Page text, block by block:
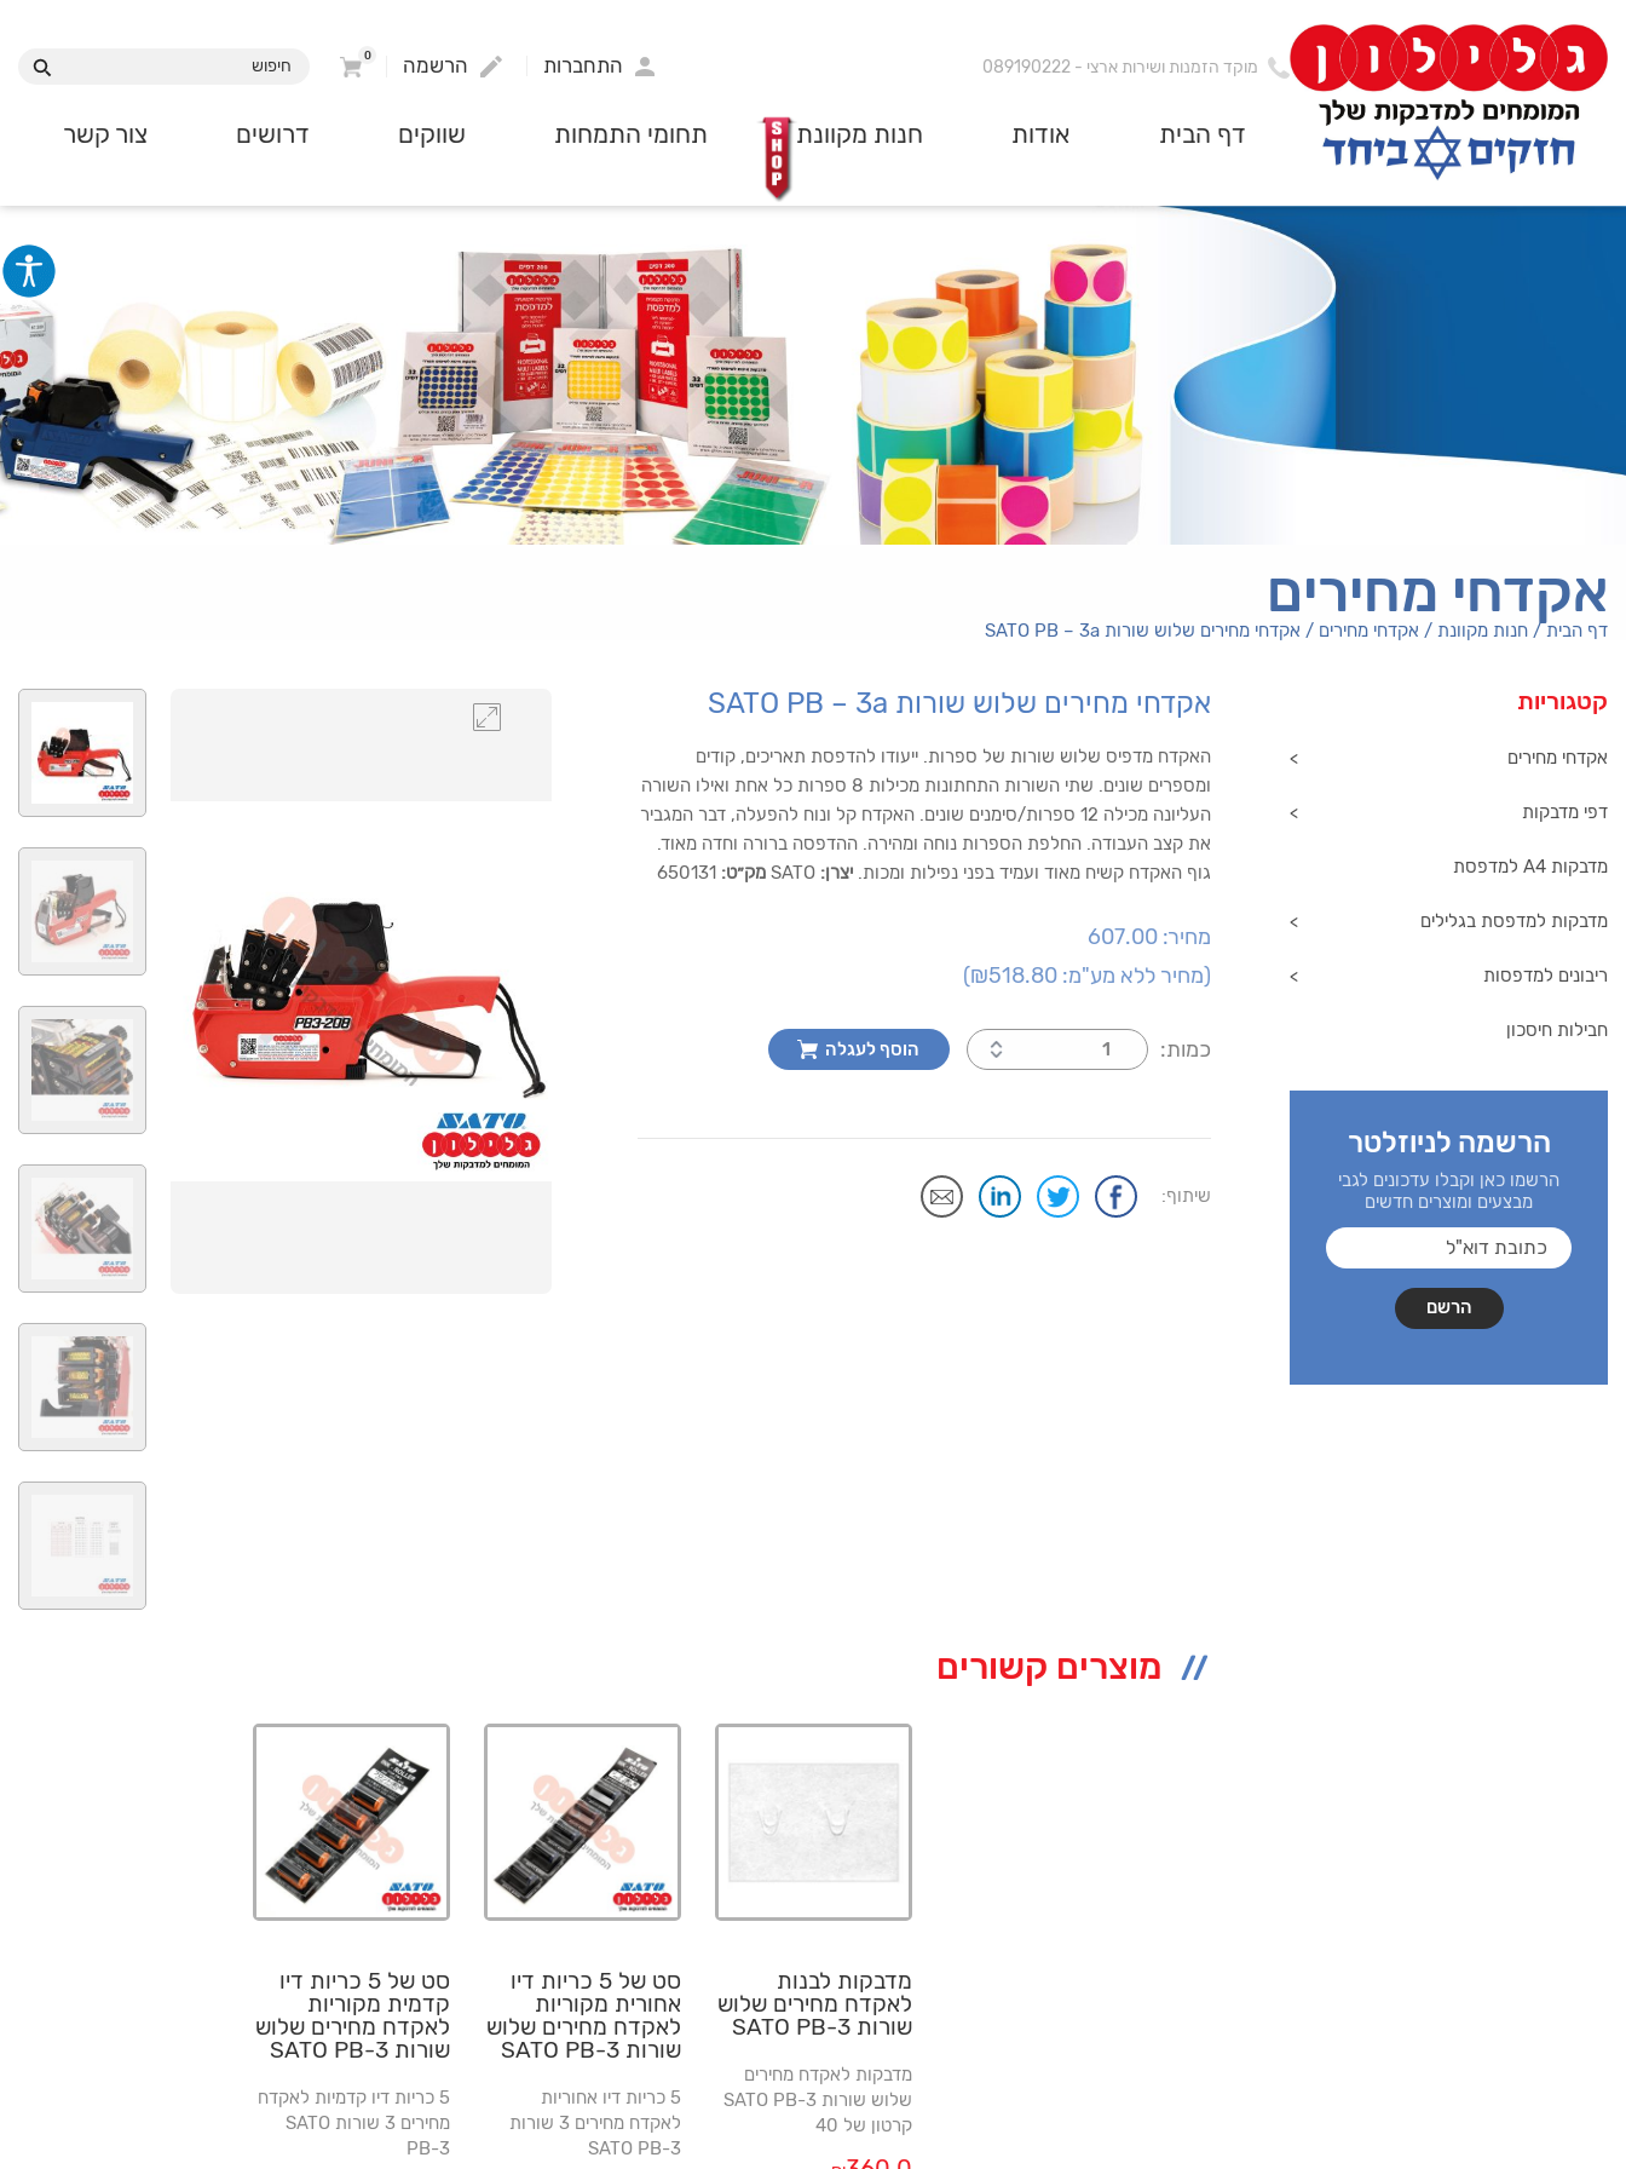
מוקד הזמנות ושירות ארצי -
089190222 התחברות הרשמה 0
דף הבית אודות חנות מקוונת תחומי התמחות שווקים דרושים צור קשר
אקדחי מחירים
דף הבית/ חנות מקוונת / אקדחי מחירים / אקדחי מחירים שלוש שורות SATO PB – 3a
אקדחי מחירים שלוש שורות SATO PB – 3a
האקדח מדפיס שלוש שורות של ספרות. ייעודו להדפסת תאריכים, קודים
ומספרים שונים. שתי השורות התחתונות מכילות 8 ספרות כל אחת ואילו השורה
העליונה מכילה 12 ספרות/סימנים שונים. האקדח קל ונוח להפעלה, דבר המגביר
את קצב העבודה. החלפת הספרות נוחה ומהירה. ההדפסה ברורה וחדה מאוד.
גוף האקדח קשיח מאוד ועמיד בפני נפילות ומכות.יצרן: SATO מק״ט: 650131
מחיר:607.00
(מחיר ללא מע"מ:₪518.80
)
כמות: הוסף לעגלה
שיתוף:
מוצרים קשורים
מדבקות לבנות
לאקדח מחירים שלוש
שורות SATO PB-3
מדבקות לאקדח מחירים
שלוש שורות SATO PB-3
קרטון של 40
סט של 5 כריות דיו
אחורית מקוריות
לאקדח מחירים שלוש
שורות SATO PB-3
5 כריות דיו אחוריות
לאקדח מחירים 3 שורות
SATO PB-3
סט של 5 כריות דיו
קדמית מקוריות
לאקדח מחירים שלוש
שורות SATO PB-3
5 כריות דיו קדמיות לאקדח
מחירים 3 שורות SATO
PB-3
קטגוריות
אקדחי מחירים
דפי מדבקות
מדבקות A4 למדפסת
מדבקות למדפסת בגלילים
ריבונים למדפסות
חבילות חיסכון
הרשמה לניוזלטר
הרשמו כאן וקבלו עדכונים לגבי
מבצעים ומוצרים חדשים